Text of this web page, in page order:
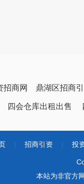
招商网 鼎湖区招商
四会仓库出租出售
招商引资 投
本站为非官方